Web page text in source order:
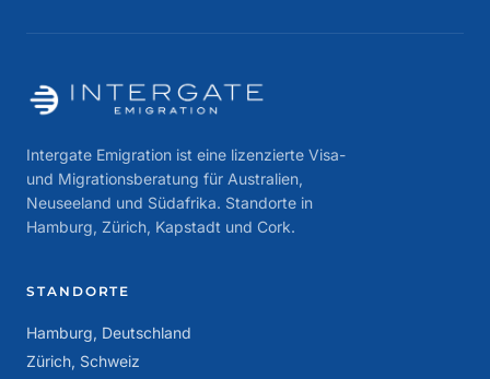
Intergate Emigration ist eine lizenzierte Visa-
und Migrationsberatung für Australien,
Neuseeland und Südafrika. Standorte in
Hamburg, Zürich, Kapstadt und Cork.
STANDORTE
Hamburg, Deutschland
Zürich, Schweiz